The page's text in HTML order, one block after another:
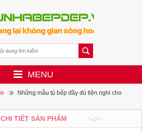
MENU
Những mẫu tủ bếp đầy đủ tiện nghi cho
CHI TIẾT SẢN PHẨM